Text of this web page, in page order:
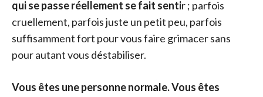
qui se passe réellement se fait sentir ; parfois
cruellement, parfois juste un petit peu, parfois
suffisamment fort pour vous faire grimacer sans
pour autant vous déstabiliser.
Vous êtes une personne normale. Vous êtes